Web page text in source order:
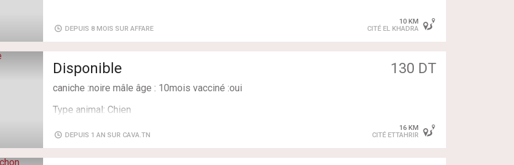
DEPUIS 8 MOIS SUR AFFARE
10 KM
CITÉ EL KHADRA
Disponible 130 DT
caniche :noire mâle âge : 10mois vacciné :oui
Type animal: Chien
DEPUIS 1 AN SUR CAVA.TN
16 KM
CITÉ ETTAHRIR